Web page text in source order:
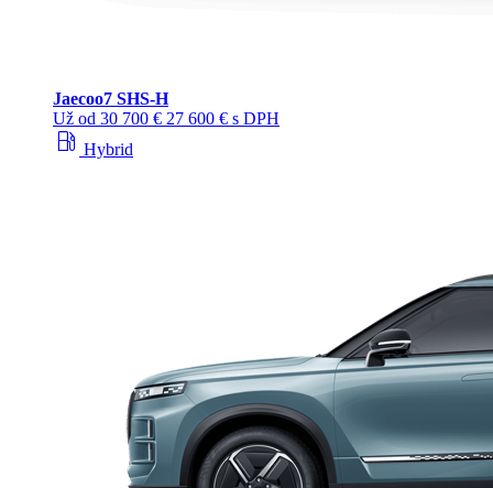
Jaecoo7 SHS-H
Už od 30 700 € 27 600 € s DPH
local_gas_station Hybrid